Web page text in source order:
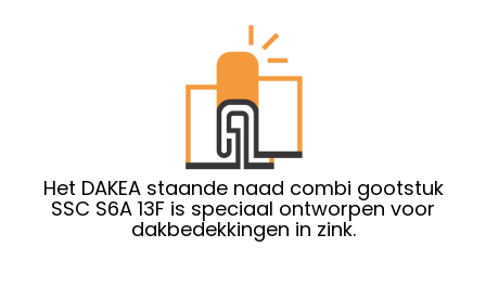
Het DAKEA staande naad combi gootstuk
SSC S6A 13F is speciaal ontworpen voor
dakbedekkingen in zink.